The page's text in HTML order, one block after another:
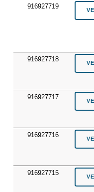
916927719
916927718
916927717
916927716
916927715